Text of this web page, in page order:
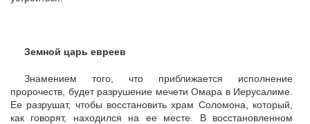
Земной царь евреев
Знамением того, что приближается исполнение
пророчеств, будет разрушение мечети Омара в Иерусалиме.
Ее разрушат, чтобы восстановить храм Соломона, который,
как говорят, находился на ее месте. В восстановленном